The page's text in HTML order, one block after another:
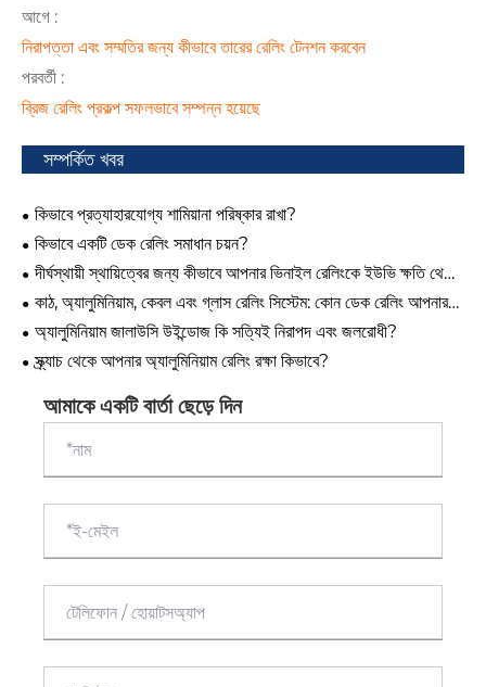
আগে :
নিরাপত্তা এবং সম্মতির জন্য কীভাবে তারের রেলিং টেনশন করবেন
পরবর্তী :
ব্রিজ রেলিং প্রকল্প সফলভাবে সম্পন্ন হয়েছে
সম্পর্কিত খবর
কিভাবে প্রত্যাহারযোগ্য শামিয়ানা পরিষ্কার রাখা?
কিভাবে একটি ডেক রেলিং সমাধান চয়ন?
দীর্ঘস্থায়ী স্থায়িত্বের জন্য কীভাবে আপনার ভিনাইল রেলিংকে ইউভি ক্ষতি থেকে
রক্ষা করবেন
কাঠ, অ্যালুমিনিয়াম, কেবল এবং গ্লাস রেলিং সিস্টেম: কোন ডেক রেলিং আপনার
জন্য সঠিক?
অ্যালুমিনিয়াম জালাউসি উইন্ডোজ কি সত্যিই নিরাপদ এবং জলরোধী?
স্ক্র্যাচ থেকে আপনার অ্যালুমিনিয়াম রেলিং রক্ষা কিভাবে?
আমাকে একটি বার্তা ছেড়ে দিন